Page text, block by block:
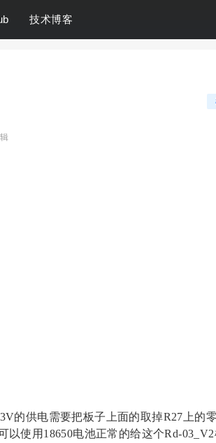
技术博客
的供电需要把板子上面的取掉R27上的
以使用18650电池正常的给这个Rd-